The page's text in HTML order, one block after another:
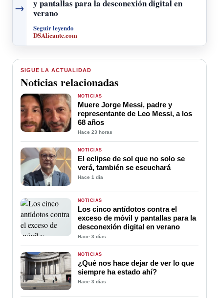
→
y pantallas para la desconexión digital en
verano
Seguir leyendo
DSAlicante.com
SIGUE LA ACTUALIDAD
Noticias relacionadas
NOTICIAS
Muere Jorge Messi, padre y
representante de Leo Messi, a los
68 años
Hace 23 horas
NOTICIAS
El eclipse de sol que no solo se
verá, también se escuchará
Hace 1 día
NOTICIAS
Los cinco antídotos contra el
exceso de móvil y pantallas para la
desconexión digital en verano
Hace 3 días
NOTICIAS
¿Qué nos hace dejar de ver lo que
siempre ha estado ahí?
Hace 3 días